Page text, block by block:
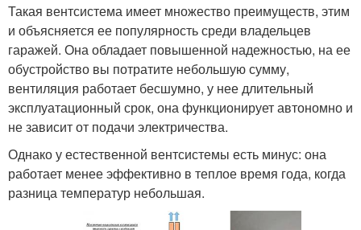
Такая вентсистема имеет множество преимуществ, этим
и объясняется ее популярность среди владельцев
гаражей. Она обладает повышенной надежностью, на ее
обустройство вы потратите небольшую сумму,
вентиляция работает бесшумно, у нее длительный
эксплуатационный срок, она функционирует автономно и
не зависит от подачи электричества.
Однако у естественной вентсистемы есть минус: она
работает менее эффективно в теплое время года, когда
разница температур небольшая.